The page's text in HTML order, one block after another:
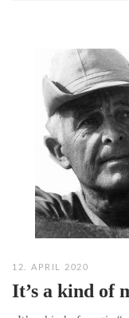
12. APRIL 2020
It’s a kind of